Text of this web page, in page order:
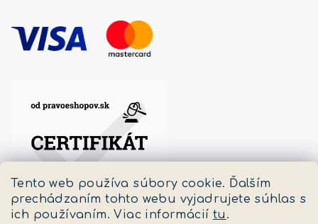
Tento web používa súbory cookie. Ďalším
prechádzaním tohto webu vyjadrujete súhlas s
ich používaním. Viac informácií tu .